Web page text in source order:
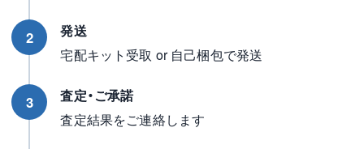
2
発送
宅配キット受取 or 自己梱包で発送
3
査定・ご承諾
査定結果をご連絡します